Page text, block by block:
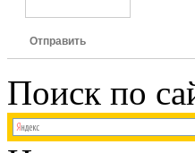
Отправить
Поиск по